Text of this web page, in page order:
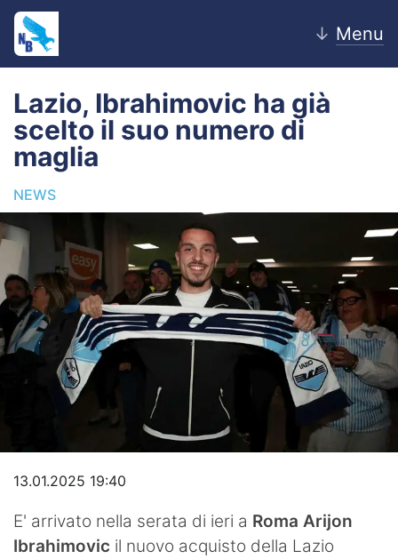
↓ Menu
Home
News
Editoriale
Pagelle
Settore Giovanile
Lazio Women
Calciomercato
Lazio, Ibrahimovic ha già
scelto il suo numero di
maglia
NEWS
13.01.2025 19:40
E' arrivato nella serata di ieri a Roma Arijon
Ibrahimovic il nuovo acquisto della Lazio